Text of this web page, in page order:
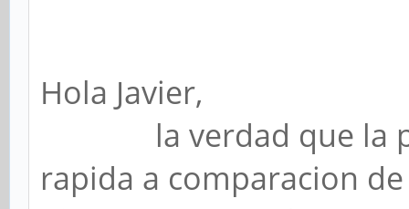
Hola Javier,
la verdad que la
rapida a comparacion